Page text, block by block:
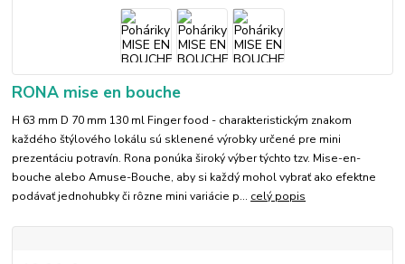
RONA mise en bouche
H 63 mm D 70 mm 130 ml Finger food - charakteristickým znakom
každého štýlového lokálu sú sklenené výrobky určené pre mini
prezentáciu potravín. Rona ponúka široký výber týchto tzv. Mise-en-
bouche alebo Amuse-Bouche, aby si každý mohol vybrať ako efektne
podávať jednohubky či rôzne mini variácie p... celý popis